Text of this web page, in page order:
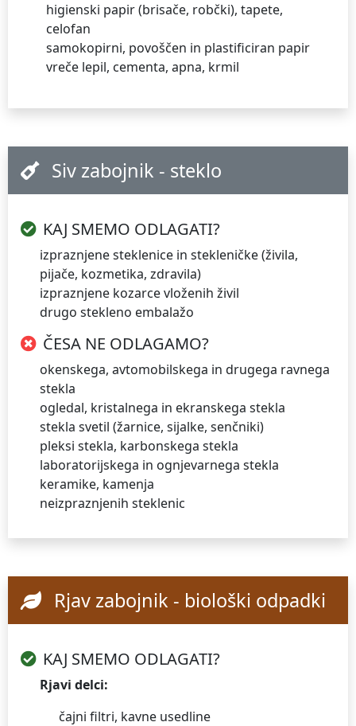
higienski papir (brisače, robčki), tapete,
celofan
samokopirni, povoščen in plastificiran papir
vreče lepil, cementa, apna, krmil
Siv zabojnik - steklo
KAJ SMEMO ODLAGATI?
izpraznjene steklenice in stekleničke (živila,
pijače, kozmetika, zdravila)
izpraznjene kozarce vloženih živil
drugo stekleno embalažo
ČESA NE ODLAGAMO?
okenskega, avtomobilskega in drugega ravnega
stekla
ogledal, kristalnega in ekranskega stekla
stekla svetil (žarnice, sijalke, senčniki)
pleksi stekla, karbonskega stekla
laboratorijskega in ognjevarnega stekla
keramike, kamenja
neizpraznjenih steklenic
Rjav zabojnik - biološki odpadki
KAJ SMEMO ODLAGATI?
Rjavi delci:
čajni filtri, kavne usedline